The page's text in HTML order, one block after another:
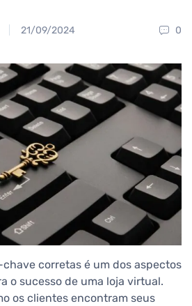
21/09/2024 0
corretas é um dos aspectos
o sucesso de uma loja virtual.
os clientes encontram seus